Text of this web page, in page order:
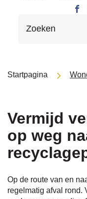
zoek
Startpagina
Vermijd
op weg
Op de route van en
regelmatig afval rond.